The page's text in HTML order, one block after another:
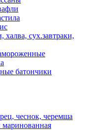
халва, сух.завтраки,
батончики
чеснок, черемша
маринованная